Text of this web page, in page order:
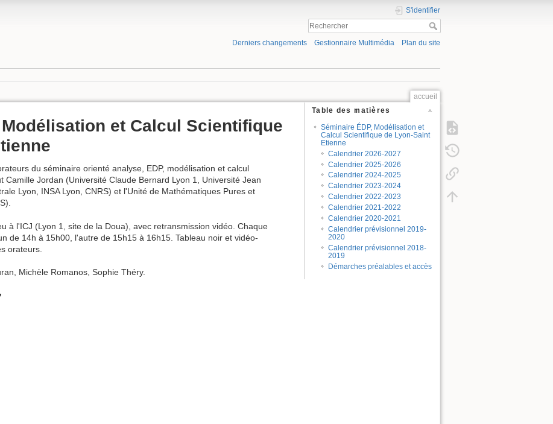
S'identifier
Derniers changements Gestionnaire Multimédia Plan du site
accueil
Table des matières
Séminaire ÉDP, Modélisation et
Calcul Scientifique de Lyon-Saint
Etienne
Calendrier 2026-2027
Calendrier 2025-2026
Calendrier 2024-2025
Calendrier 2023-2024
Calendrier 2022-2023
Calendrier 2021-2022
Calendrier 2020-2021
Calendrier prévisionnel 2019-
2020
Calendrier prévisionnel 2018-
2019
Démarches préalables et accès
Modélisation et Calcul Scientifique
du séminaire orienté analyse, EDP, modélisation et calcul
Camille Jordan (Université Claude Bernard Lyon 1, Université Jean
Lyon, INSA Lyon, CNRS) et l'Unité de Mathématiques Pures et
à l'ICJ (Lyon 1, site de la Doua), avec retransmission vidéo. Chaque
de 14h à 15h00, l'autre de 15h15 à 16h15. Tableau noir et vidéo-
orateurs.
Michèle Romanos, Sophie Théry.